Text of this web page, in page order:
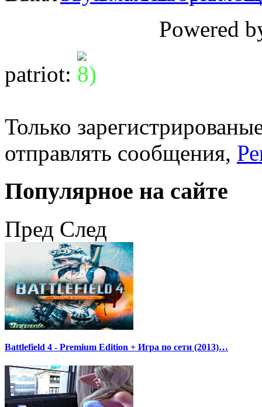
Powered
patriot:
Только
отправлять сообщения,
Популярное на сайте
Пред След
Battlefield 4 - Premium Edition + Игра по сети (2013)…